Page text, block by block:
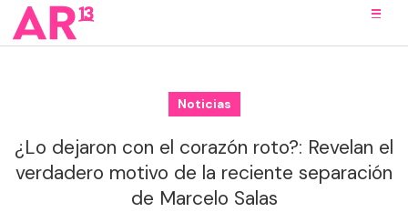
Noticias
¿Lo dejaron con el corazón roto?: Revelan el
verdadero motivo de la reciente separación
de Marcelo Salas